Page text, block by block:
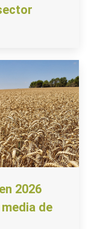
2026
de